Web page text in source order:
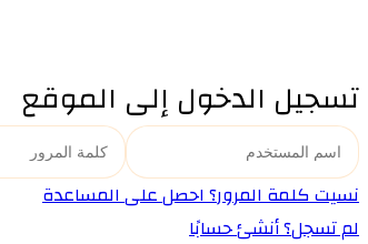
تسجيل الدخول إلى الموقع
نسيت كلمة المرور؟ احصل على المساعدة
لم تسجل؟ أنشئ حسابًا